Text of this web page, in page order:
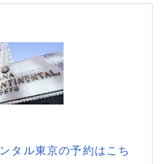
タル東京の予約はこち